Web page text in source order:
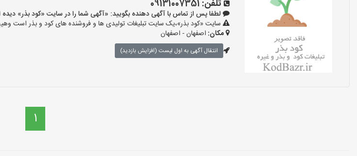
تلفن: 09131007351
لطفا پس از تماس با آگهی دهنده بگویید: «آگهی شما را در سایت «کود بذر» دیده ام و کد
سایت «کود بذر»،یک سایت تبلیغات تولیدی ها و فروشنده های کود و بذر است
مکان: اصفهان - اصفهان
انتقال آگهی به اول لیست (افزایش بازدید)
1